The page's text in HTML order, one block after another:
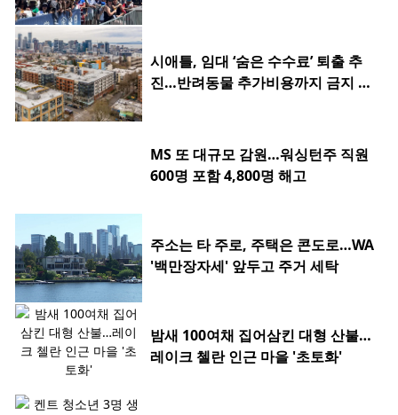
시애틀, 임대 ‘숨은 수수료’ 퇴출 추
진…반려동물 추가비용까지 금지 검
MS 또 대규모 감원…워싱턴주 직원
600명 포함 4,800명 해고
주소는 타 주로, 주택은 콘도로…WA
'백만장자세' 앞두고 주거 세탁
밤새 100여채 집어삼킨 대형 산불…
레이크 첼란 인근 마을 '초토화'